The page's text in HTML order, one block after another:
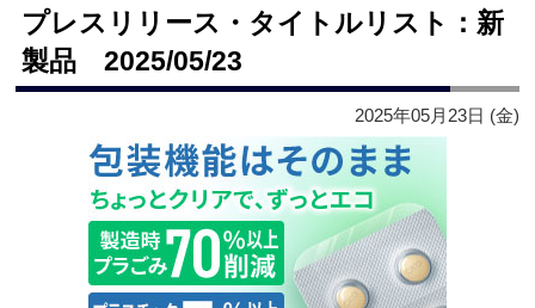
プレスリリース・タイトルリスト：新
製品 2025/05/23
2025年05月23日 (金)